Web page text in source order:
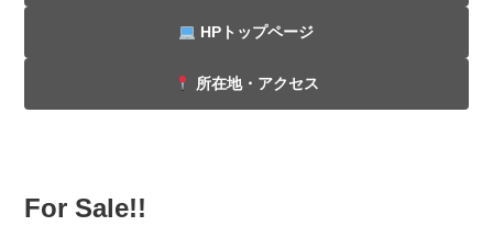
HPトップページ
所在地・アクセス
For Sale!!